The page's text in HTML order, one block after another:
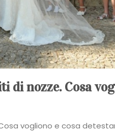
di nozze. Cosa
vogliono e cosa